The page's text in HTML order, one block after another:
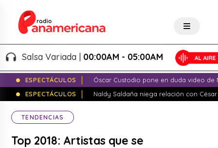
Salsa Variada |00:00AM - 05:00AM
ESPECTÁCULOS
Óscar Custodio pone en duda video de
ESPECTÁCULOS
Naldy Saldaña niega relación con
TENDENCIAS
Top 2018: Artistas que se